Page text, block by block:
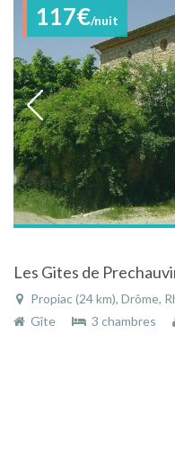
117€/nuit
Les Gites de
Propiac (24 km), Drôme,
Gîte
3 chambres